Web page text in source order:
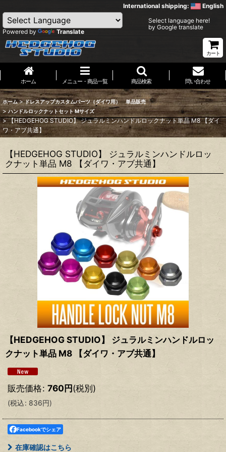
International shipping: English
Powered by Translate
Select language here!
by Google translate
カート
ホーム メニュー・商品一覧 商品検索 問い合わせ
ホーム > ドレスアップカスタムパーツ（ダイワ用） 単品販売
> ハンドルロックナットセット Mサイズ
> 【HEDGEHOG STUDIO】 ジュラルミンハンドルロックナット単品 M8 【ダイ
ワ・アブ共通】
【HEDGEHOG STUDIO】 ジュラルミンハンドルロッ
クナット単品 M8 【ダイワ・アブ共通】
【HEDGEHOG STUDIO】 ジュラルミンハンドルロッ
クナット単品 M8 【ダイワ・アブ共通】
販売価格: 760円(税別)
(税込: 836円)
Facebookでシェア
在庫確認はこちら